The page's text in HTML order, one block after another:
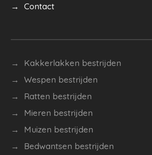
→ Contact
→ Kakkerlakken bestrijden
→ Wespen bestrijden
→ Ratten bestrijden
→ Mieren bestrijden
→ Muizen bestrijden
→ Bedwantsen bestrijden